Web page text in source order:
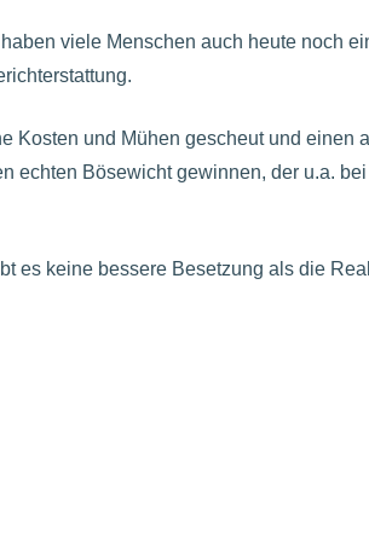
viele Menschen auch heute noch
Kosten und Mühen gescheut und einen
echten Bösewicht gewinnen, der u.a. bei
es keine bessere Besetzung als die